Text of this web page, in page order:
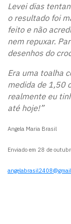
Levei dias
o resultado foi
feito e não
nem repuxar.
desenhos do
Era uma toalha
medida de 1,50
realmente eu
até hoje!”
Angela Maria Brasil
Enviado em 28 de